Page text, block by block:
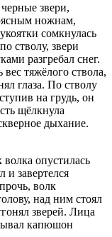
звери,
ножнам,
сомкнулась
стволу, звери
разгребал снег.
тяжёлого ствола,
глаза. По стволу
на грудь, он
щёлкнула
дыхание.
опустилась
и завертелся
волк
над ним стоял
зверей. Лица
капюшон